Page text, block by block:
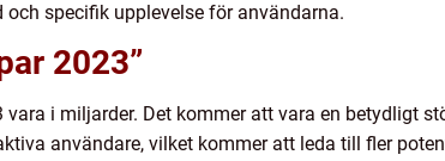
specifik upplevelse för användarna.
2023”
i miljarder. Det kommer att vara en betydligt
användare, vilket kommer att leda till fler